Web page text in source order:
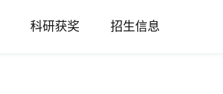
科研获奖 招生信息